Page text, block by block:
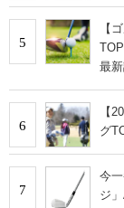
5
【
最新
6
【
グ
7
今
ジ